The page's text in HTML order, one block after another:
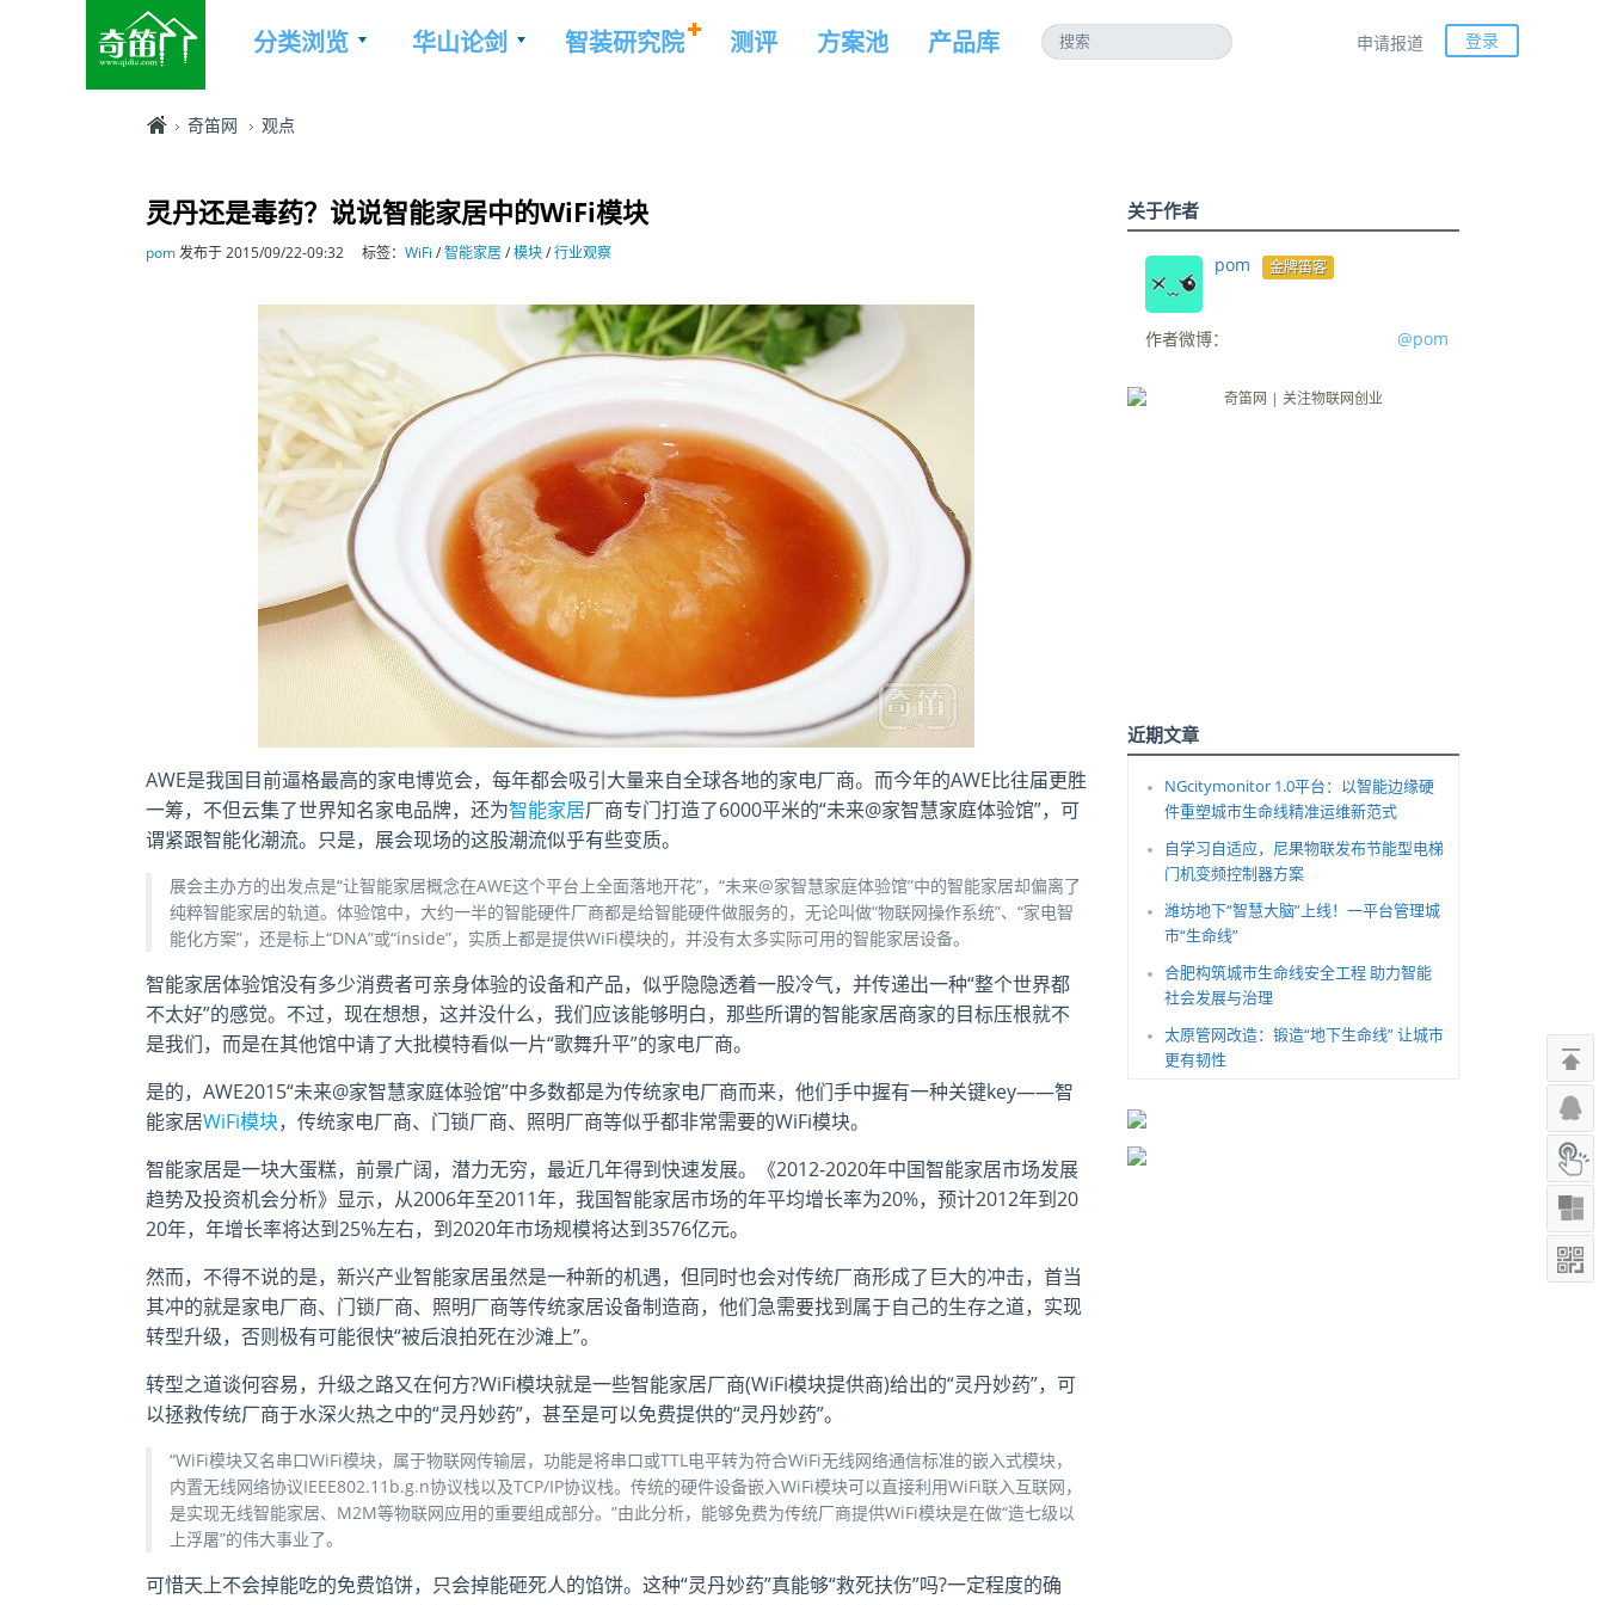
分类浏览 华山论剑 智装研究院 测评 方案池 产品库 申请报道 登录
奇笛网 观点
灵丹还是毒药？说说智能家居中的WiFi模块
pom发布于 2015/09/22-09:32 标签： WiFi /智能家居/模块/行业观察
AWE是我国目前逼格最高的家电博览会，每年都会吸引大量来自全球各地的家电厂商。而今年的AWE比往届更胜
一筹，不但云集了世界知名家电品牌，还为智能家居厂商专门打造了6000平米的“未来@家智慧家庭体验馆”，可
谓紧跟智能化潮流。只是，展会现场的这股潮流似乎有些变质。
展会主办方的出发点是“让智能家居概念在AWE这个平台上全面落地开花”，“未来@家智慧家庭体验馆”中的智能家居却偏离了
纯粹智能家居的轨道。体验馆中，大约一半的智能硬件厂商都是给智能硬件做服务的，无论叫做“物联网操作系统”、“家电智
能化方案”，还是标上“DNA”或“inside”，实质上都是提供WiFi模块的，并没有太多实际可用的智能家居设备。
智能家居体验馆没有多少消费者可亲身体验的设备和产品，似乎隐隐透着一股冷气，并传递出一种“整个世界都
不太好”的感觉。不过，现在想想，这并没什么，我们应该能够明白，那些所谓的智能家居商家的目标压根就不
是我们，而是在其他馆中请了大批模特看似一片“歌舞升平”的家电厂商。
是的，AWE2015“未来@家智慧家庭体验馆”中多数都是为传统家电厂商而来，他们手中握有一种关键key——智
能家居WiFi模块，传统家电厂商、门锁厂商、照明厂商等似乎都非常需要的WiFi模块。
智能家居是一块大蛋糕，前景广阔，潜力无穷，最近几年得到快速发展。《2012-2020年中国智能家居市场发展
趋势及投资机会分析》显示，从2006年至2011年，我国智能家居市场的年平均增长率为20%，预计2012年到20
20年，年增长率将达到25%左右，到2020年市场规模将达到3576亿元。
然而，不得不说的是，新兴产业智能家居虽然是一种新的机遇，但同时也会对传统厂商形成了巨大的冲击，首当
其冲的就是家电厂商、门锁厂商、照明厂商等传统家居设备制造商，他们急需要找到属于自己的生存之道，实现
转型升级，否则极有可能很快“被后浪拍死在沙滩上”。
转型之道谈何容易，升级之路又在何方?WiFi模块就是一些智能家居厂商(WiFi模块提供商)给出的“灵丹妙药”，可
以拯救传统厂商于水深火热之中的“灵丹妙药”，甚至是可以免费提供的“灵丹妙药”。
“WiFi模块又名串口WiFi模块，属于物联网传输层，功能是将串口或TTL电平转为符合WiFi无线网络通信标准的嵌入式模块，
内置无线网络协议IEEE802.11b.g.n协议栈以及TCP/IP协议栈。传统的硬件设备嵌入WiFi模块可以直接利用WiFi联入互联网，
是实现无线智能家居、M2M等物联网应用的重要组成部分。”由此分析，能够免费为传统厂商提供WiFi模块是在做“造七级以
上浮屠”的伟大事业了。
可惜天上不会掉能吃的免费馅饼，只会掉能砸死人的馅饼。这种“灵丹妙药”真能够“救死扶伤”吗?一定程度的确
关于作者
pom 金牌笛客
作者微博： @pom
近期文章
NGcitymonitor 1.0平台：以智能边缘硬
件重塑城市生命线精准运维新范式
自学习自适应，尼果物联发布节能型电梯
门机变频控制器方案
潍坊地下“智慧大脑”上线！一平台管理城
市“生命线”
合肥构筑城市生命线安全工程 助力智能
社会发展与治理
太原管网改造：锻造“地下生命线” 让城市
更有韧性